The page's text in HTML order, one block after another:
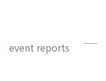
event reports